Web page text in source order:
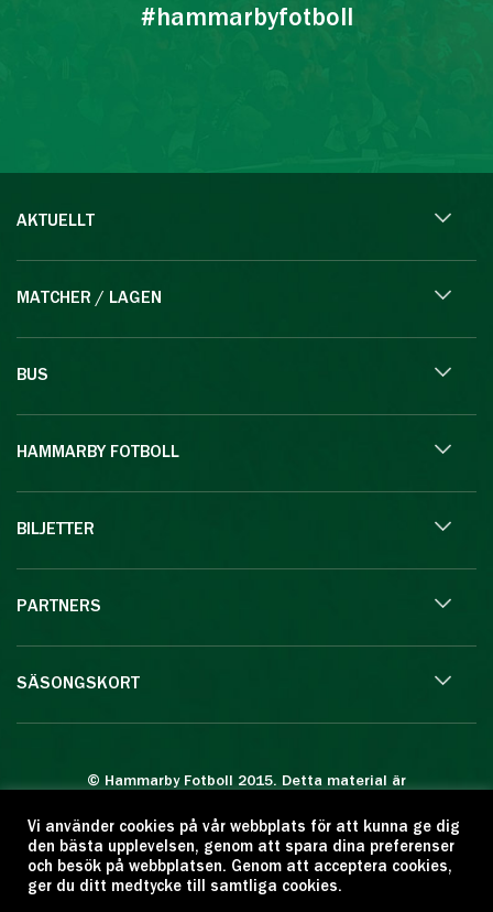
#hammarbyfotboll
AKTUELLT
MATCHER / LAGEN
BUS
HAMMARBY FOTBOLL
BILJETTER
PARTNERS
SÄSONGSKORT
© Hammarby Fotboll 2015. Detta material är
Eftertryck eller annan kopiering är förbjuden.
Citera oss gärna men ange källan:
www.hammarbyfotboll.se. Ansvarig utgivare:
Vi använder cookies på vår webbplats för att kunna ge dig
den bästa upplevelsen, genom att spara dina preferenser
och besök på webbplatsen. Genom att acceptera cookies,
ger du ditt medtycke till samtliga cookies.